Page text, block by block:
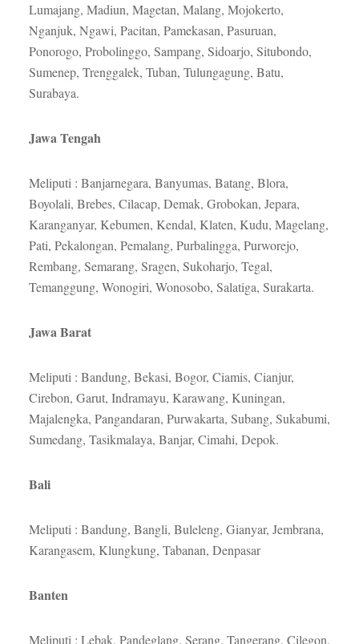
Lumajang, Madiun, Magetan, Malang, Mojokerto,
Nganjuk, Ngawi, Pacitan, Pamekasan, Pasuruan,
Ponorogo, Probolinggo, Sampang, Sidoarjo, Situbondo,
Sumenep, Trenggalek, Tuban, Tulungagung, Batu,
Surabaya.
Jawa Tengah
Meliputi : Banjarnegara, Banyumas, Batang, Blora,
Boyolali, Brebes, Cilacap, Demak, Grobokan, Jepara,
Karanganyar, Kebumen, Kendal, Klaten, Kudu, Magelang,
Pati, Pekalongan, Pemalang, Purbalingga, Purworejo,
Rembang, Semarang, Sragen, Sukoharjo, Tegal,
Temanggung, Wonogiri, Wonosobo, Salatiga, Surakarta.
Jawa Barat
Meliputi : Bandung, Bekasi, Bogor, Ciamis, Cianjur,
Cirebon, Garut, Indramayu, Karawang, Kuningan,
Majalengka, Pangandaran, Purwakarta, Subang, Sukabumi,
Sumedang, Tasikmalaya, Banjar, Cimahi, Depok.
Bali
Meliputi : Bandung, Bangli, Buleleng, Gianyar, Jembrana,
Karangasem, Klungkung, Tabanan, Denpasar
Banten
Meliputi : Lebak, Pandeglang, Serang, Tangerang, Cilegon.